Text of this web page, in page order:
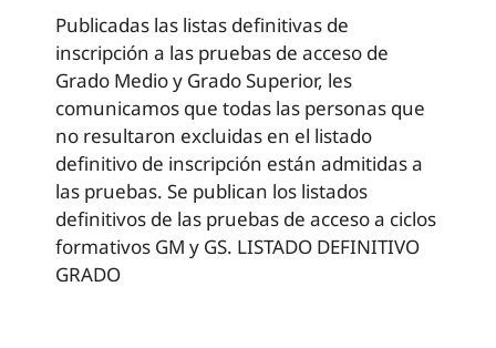
Publicadas las listas definitivas de
inscripción a las pruebas de acceso de
Grado Medio y Grado Superior, les
comunicamos que todas las personas que
no resultaron excluidas en el listado
definitivo de inscripción están admitidas a
las pruebas. Se publican los listados
definitivos de las pruebas de acceso a ciclos
formativos GM y GS. LISTADO DEFINITIVO
GRADO